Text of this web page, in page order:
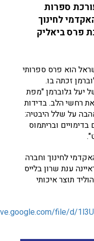
ספרות
לחינוך
פרס ביאליק
הוא פרס ספרותי
זכתה בו.
יעל גלוברמן "מפת
את רחשי הלב. בדידות
על שלל היבטיה:
ובריתמוס
לחינוך וחברה
ענת שרון בלייס
תוצר איכותי
file/d/